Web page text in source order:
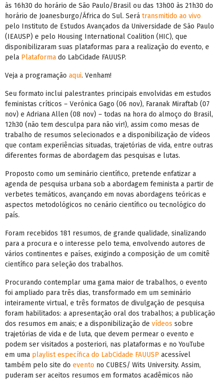
às 16h30 do horário de São Paulo/Brasil ou das 13h00 às 21h30 do
horário de Joanesburgo/África do Sul. Será transmitido ao vivo
pelo Instituto de Estudos Avançados da Universidade de São Paulo
(IEAUSP) e pelo Housing International Coalition (HIC), que
disponibilizaram suas plataformas para a realização do evento, e
pela Plataforma do LabCidade FAUUSP.
Veja a programação aqui. Venham!
Seu formato inclui palestrantes principais envolvidas em estudos
feministas críticos – Verónica Gago (06 nov), Faranak Miraftab (07
nov) e Adriana Allen (08 nov) – todas na hora do almoço do Brasil,
12h30 (não tem desculpa para não vir!), assim como mesas de
trabalho de resumos selecionados e a disponibilização de vídeos
que contam experiências situadas, trajetórias de vida, entre outras
diferentes formas de abordagem das pesquisas e lutas.
Proposto como um seminário científico, pretende enfatizar a
agenda de pesquisa urbana sob a abordagem feminista a partir de
verbetes temáticos, avançando em novas abordagens teóricas e
aspectos metodológicos no cenário científico ou tecnológico do
país.
Foram recebidos 181 resumos, de grande qualidade, sinalizando
para a procura e o interesse pelo tema, envolvendo autores de
vários continentes e países, exigindo a composição de um comitê
científico para seleção dos trabalhos.
Procurando contemplar uma gama maior de trabalhos, o evento
foi ampliado para três dias, transformado em um seminário
inteiramente virtual, e três formatos de divulgação de pesquisa
foram habilitados: a apresentação oral dos trabalhos; a publicação
dos resumos em anais; e a disponibilização de vídeos sobre
trajetórias de vida e de luta, que devem permear o evento e
podem ser visitados a posteriori, nas plataformas e no YouTube
em uma playlist específica do LabCidade FAUUSP acessível
também pelo site do evento no CUBES/ Wits University. Assim,
puderam ser aceitos resumos em formatos acadêmicos não